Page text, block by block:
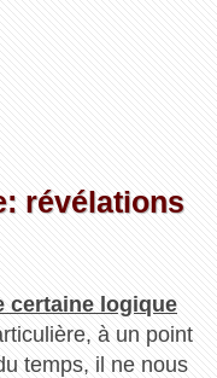
révélations
certaine logique
à un point
temps, il ne nous